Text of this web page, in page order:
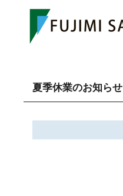
夏季休業のお知らせ